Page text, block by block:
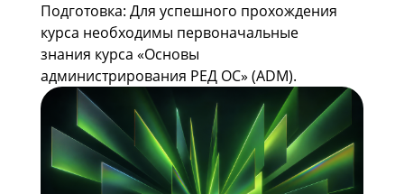
Подготовка: Для успешного прохождения
курса необходимы первоначальные
знания курса «Основы
администрирования РЕД ОС» (ADM).